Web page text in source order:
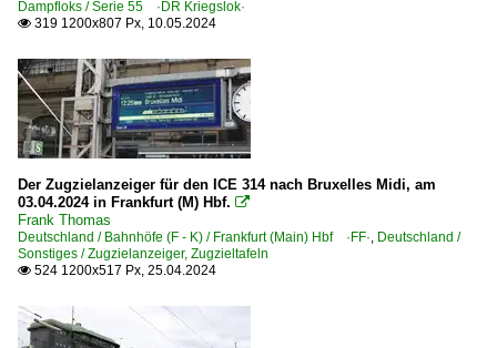
Dampfloks / Serie 55 ·DR Kriegslok·
 319 1200x807 Px, 10.05.2024
Der Zugzielanzeiger für den ICE 314 nach Bruxelles Midi, am
03.04.2024 in Frankfurt (M) Hbf. 
Frank Thomas
Deutschland / Bahnhöfe (F - K) / Frankfurt (Main) Hbf ·FF·, Deutschland /
Sonstiges / Zugzielanzeiger, Zugzieltafeln
 524 1200x517 Px, 25.04.2024